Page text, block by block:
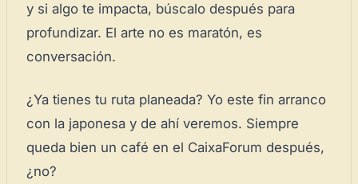
y si algo te impacta, búscalo después para
profundizar. El arte no es maratón, es
conversación.
¿Ya tienes tu ruta planeada? Yo este fin arranco
con la japonesa y de ahí veremos. Siempre
queda bien un café en el CaixaForum después,
¿no?